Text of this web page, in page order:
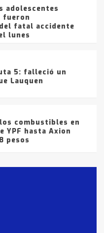
adolescentes
fueron
fatal accidente
lunes
5: falleció un
Lauquen
combustibles en
YPF hasta Axion
pesos